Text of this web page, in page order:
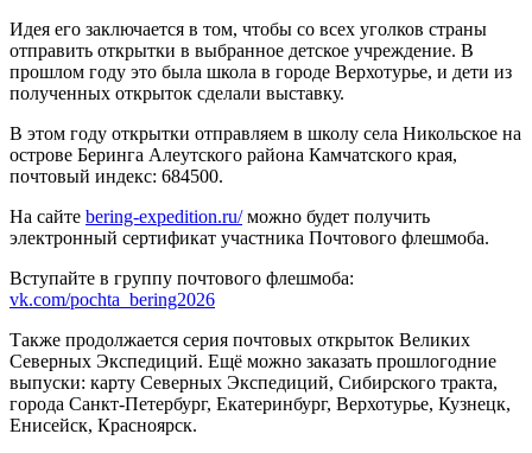
Идея его заключается в том, чтобы со всех уголков страны
отправить открытки в выбранное детское учреждение. В
прошлом году это была школа в городе Верхотурье, и дети из
полученных открыток сделали выставку.
В этом году открытки отправляем в школу села Никольское на
острове Беринга Алеутского района Камчатского края,
почтовый индекс: 684500.
На сайте bering-expedition.ru/можно будет получить
электронный сертификат участника Почтового флешмоба.
Вступайте в группу почтового флешмоба:
vk.com/pochta_bering2026
Также продолжается серия почтовых открыток Великих
Северных Экспедиций. Ещё можно заказать прошлогодние
выпуски: карту Северных Экспедиций, Сибирского тракта,
города Санкт-Петербург, Екатеринбург, Верхотурье, Кузнецк,
Енисейск, Красноярск.